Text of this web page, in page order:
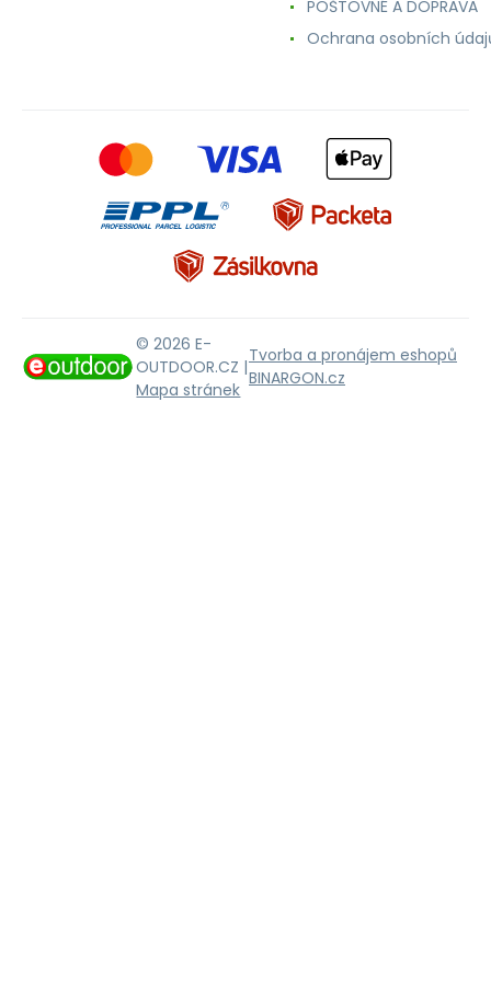
POŠTOVNÉ A DOPRAVA
Ochrana osobních
© 2026 E-
OUTDOOR.CZ |
Mapa stránek
Tvorba a pronájem eshopů
BINARGON.cz